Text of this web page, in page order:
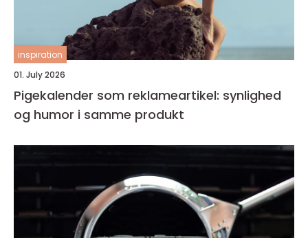
inspiration
01. July 2026
Pigekalender som reklameartikel: synlighed
og humor i samme produkt